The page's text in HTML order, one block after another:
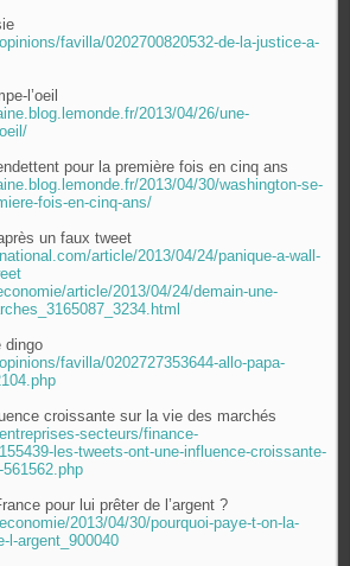
favilla/0202700820532-de-la-justice-a-
l’oeil
2013/04/26/une-
pour la première fois en cinq ans
2013/04/30/washington-se-
fois-en-cinq-ans/
un faux tweet
article/2013/04/24/panique-a-wall-
article/2013/04/24/demain-une-
dingo
favilla/0202727353644-allo-papa-
croissante sur la vie des marchés
secteurs/finance-
les-tweets-ont-une-influence-croissante-
pour lui prêter de l’argent ?
2013/04/30/pourquoi-paye-t-on-la-
l-argent_900040